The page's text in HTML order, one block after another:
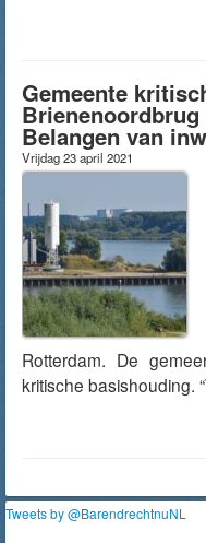
Gemeente
Belangen van
Vrijdag 23 april 2021
Rotterdam. De
kritische basishouding.
Tweets by @BarendrechtnuNL